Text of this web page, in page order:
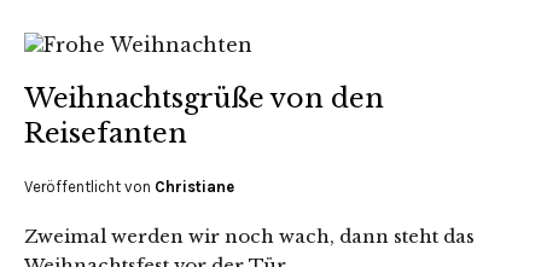
Weihnachtsgrüße von den
Reisefanten
Veröffentlicht von Christiane
Zweimal werden wir noch wach, dann steht das